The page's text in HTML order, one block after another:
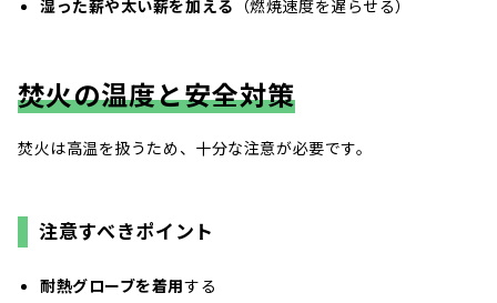
湿った薪や太い薪を加える （燃焼速度を遅らせる）
焚火の温度と安全対策
焚火は高温を扱うため、十分な注意が必要です。
注意すべきポイント
耐熱グローブを着用する